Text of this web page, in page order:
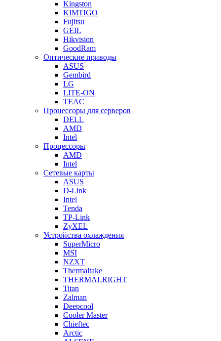
Kingston
KIMTIGO
Fujitsu
GEIL
Hikvision
GoodRam
Оптические приводы
ASUS
Gembird
LG
LITE-ON
TEAC
Процессоры для серверов
DELL
AMD
Intel
Процессоры
AMD
Intel
Сетевые карты
ASUS
D-Link
Intel
Tenda
TP-Link
ZyXEL
Устройства охлаждения
SuperMicro
MSI
NZXT
Thermaltake
THERMALRIGHT
Titan
Zalman
Deepcool
Cooler Master
Chieftec
Arctic